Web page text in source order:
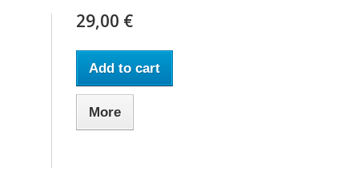
29,00 €
Add to cart
More